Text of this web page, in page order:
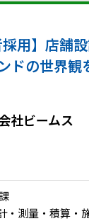
採用】店舗
ドの世界観
ックス／
社ビームス
・測量・積算・